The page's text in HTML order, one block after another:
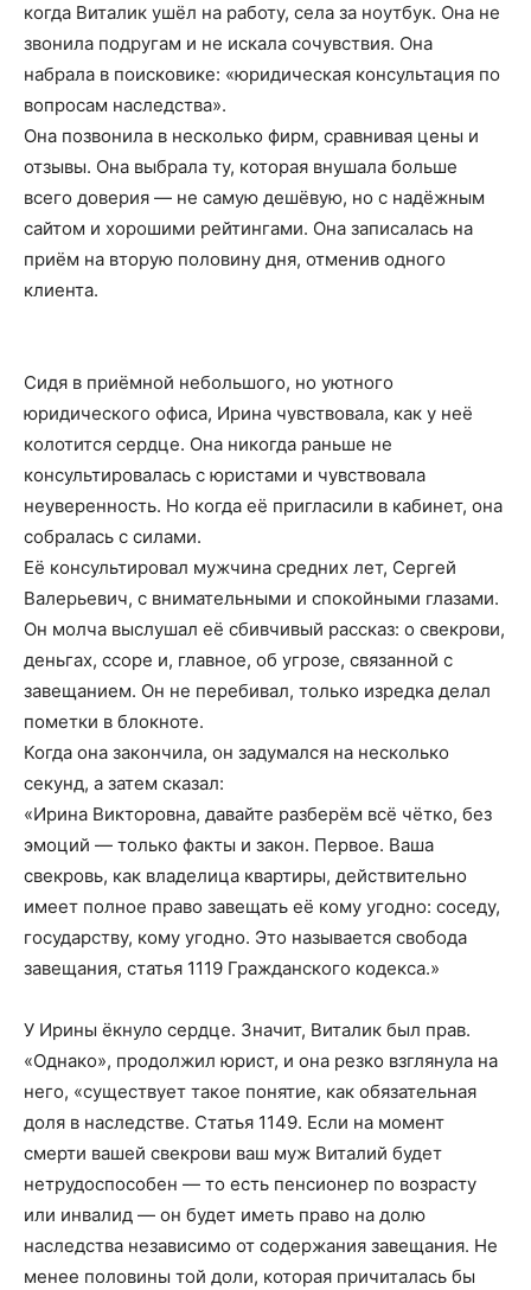
когда Виталик ушёл на работу, села за ноутбук. Она не
звонила подругам и не искала сочувствия. Она
набрала в поисковике: «юридическая консультация по
вопросам наследства».
Она позвонила в несколько фирм, сравнивая цены и
отзывы. Она выбрала ту, которая внушала больше
всего доверия — не самую дешёвую, но с надёжным
сайтом и хорошими рейтингами. Она записалась на
приём на вторую половину дня, отменив одного
клиента.
Сидя в приёмной небольшого, но уютного
юридического офиса, Ирина чувствовала, как у неё
колотится сердце. Она никогда раньше не
консультировалась с юристами и чувствовала
неуверенность. Но когда её пригласили в кабинет, она
собралась с силами.
Её консультировал мужчина средних лет, Сергей
Валерьевич, с внимательными и спокойными глазами.
Он молча выслушал её сбивчивый рассказ: о свекрови,
деньгах, ссоре и, главное, об угрозе, связанной с
завещанием. Он не перебивал, только изредка делал
пометки в блокноте.
Когда она закончила, он задумался на несколько
секунд, а затем сказал:
«Ирина Викторовна, давайте разберём всё чётко, без
эмоций — только факты и закон. Первое. Ваша
свекровь, как владелица квартиры, действительно
имеет полное право завещать её кому угодно: соседу,
государству, кому угодно. Это называется свобода
завещания, статья 1119 Гражданского кодекса.»
У Ирины ёкнуло сердце. Значит, Виталик был прав.
«Однако», продолжил юрист, и она резко взглянула на
него, «существует такое понятие, как обязательная
доля в наследстве. Статья 1149. Если на момент
смерти вашей свекрови ваш муж Виталий будет
нетрудоспособен — то есть пенсионер по возрасту
или инвалид — он будет иметь право на долю
наследства независимо от содержания завещания. Не
менее половины той доли, которая причиталась бы